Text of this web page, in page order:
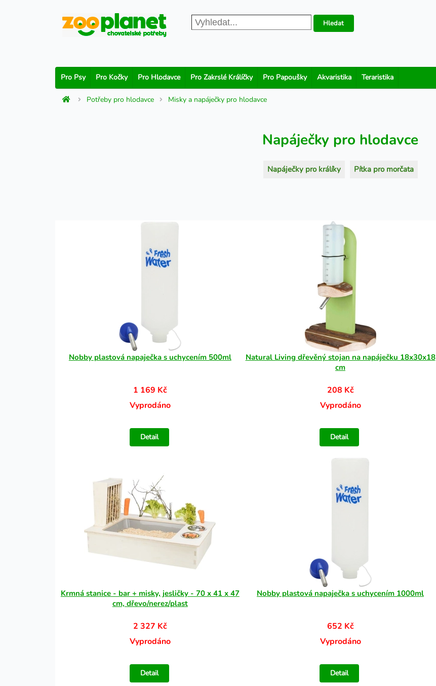
Hledat
Pro Psy Pro Kočky Pro Hlodavce Pro Zakrslé Králíčky Pro Papoušky Akvaristika Teraristika
Potřeby pro hlodavce Misky a napáječky pro hlodavce
Napáječky pro hlodavce
Napáječky pro králíky Pítka pro morčata
Nobby plastová napaječka s uchycením 500ml
1 169 Kč
Vyprodáno
Detail
Natural Living dřevěný stojan na napáječku 18x30x18
cm
208 Kč
Vyprodáno
Detail
Krmná stanice - bar + misky, jesličky - 70 x 41 x 47
cm, dřevo/nerez/plast
2 327 Kč
Vyprodáno
Detail
Nobby plastová napaječka s uchycením 1000ml
652 Kč
Vyprodáno
Detail